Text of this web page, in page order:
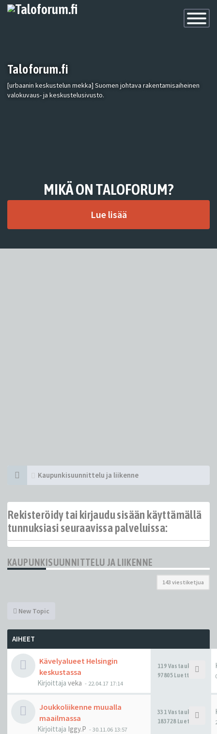
Toggle
Taloforum.fi
[urbaanin keskustelun mekka] Suomen johtava rakentamisaiheinen
valokuvaus- ja keskustelusivusto.
MIKÄ ON TALOFORUM?
Lue lisää
Kaupunkisuunnittelu ja liikenne
Rekisteröidy tai kirjaudu sisään käyttämällä
tunnuksiasi seuraavissa palveluissa:
KAUPUNKISUUNNITTELU JA LIIKENNE
143 viestiketjua
New Topic
AIHEET
Kävelyalueet Helsingin
keskustassa
Kirjoittaja veka - 22.04.17 17:14
119 Vastaukset
97805 Luettu
Joukkoliikenne muualla
maailmassa
Kirjoittaja Iggy.P -30.11.06 13:57
331 Vastaukset
183728 Luettu